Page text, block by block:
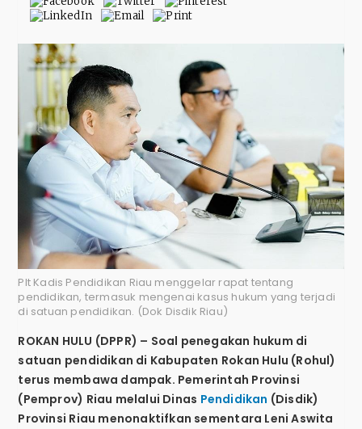
Plt Kadis Pendidikan Riau menggelar rapat tentang
pendidikan, termasuk mengenai kasus hukum yang terjadi
di satuan pendidikan. (Dok Disdik Riau)
ROKAN HULU (DPPR) – Soal penegakan hukum di
satuan pendidikan di Kabupaten Rokan Hulu (Rohul)
terus membawa dampak. Pemerintah Provinsi
(Pemprov) Riau melalui Dinas Pendidikan (Disdik)
Provinsi Riau menonaktifkan sementara Leni Aswita